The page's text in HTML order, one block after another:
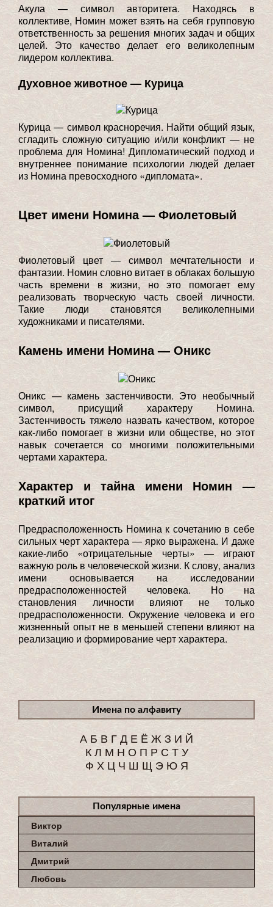
Акула — символ авторитета. Находясь в
коллективе, Номин может взять на себя групповую
ответственность за решения многих задач и общих
целей. Это качество делает его великолепным
лидером коллектива.
Духовное животное — Курица
Курица — символ красноречия. Найти общий язык,
сгладить сложную ситуацию и/или конфликт — не
проблема для Номина! Дипломатический подход и
внутреннее понимание психологии людей делает
из Номина превосходного «дипломата».
Цвет имени Номина — Фиолетовый
Фиолетовый цвет — символ мечтательности и
фантазии. Номин словно витает в облаках большую
часть времени в жизни, но это помогает ему
реализовать творческую часть своей личности.
Такие люди становятся великолепными
художниками и писателями.
Камень имени Номина — Оникс
Оникс — камень застенчивости. Это необычный
символ, присущий характеру Номина.
Застенчивость тяжело назвать качеством, которое
как-либо помогает в жизни или обществе, но этот
навык сочетается со многими положительными
чертами характера.
Характер и тайна имени Номин —
краткий итог
Предрасположенность Номина к сочетанию в себе
сильных черт характера — ярко выражена. И даже
какие-либо «отрицательные черты» — играют
важную роль в человеческой жизни. К слову, анализ
имени основывается на исследовании
предрасположенностей человека. Но на
становления личности влияют не только
предрасположенности. Окружение человека и его
жизненный опыт не в меньшей степени влияют на
реализацию и формирование черт характера.
Имена по алфавиту
А Б В ГД Е ЁЖ З И Й
К Л М Н О П Р С Т У
Ф Х Ц Ч Ш Щ Э Ю Я
Популярные имена
Виктор
Виталий
Дмитрий
Любовь